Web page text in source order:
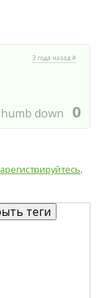
3 года назад #
0
.